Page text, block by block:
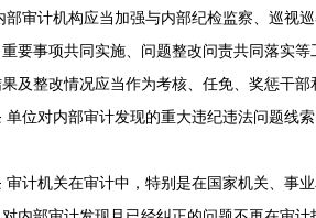
计机构应当加强与内部纪检监察、巡视巡
要事项共同实施、问题整改问责共同落实等
整改情况应当作为考核、任免、奖惩干部
对内部审计发现的重大违纪违法问题线索
机关在审计中，特别是在国家机关、事业